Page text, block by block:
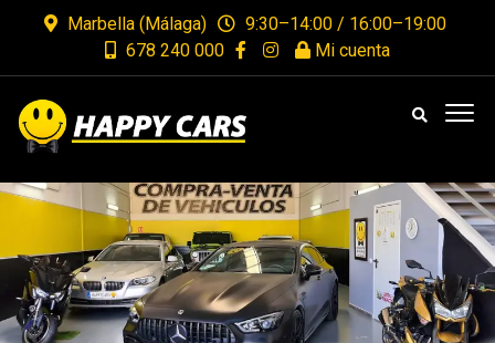
Marbella (Málaga)
9:30–14:00 / 16:00–19:00
678 240 000
Mi cuenta